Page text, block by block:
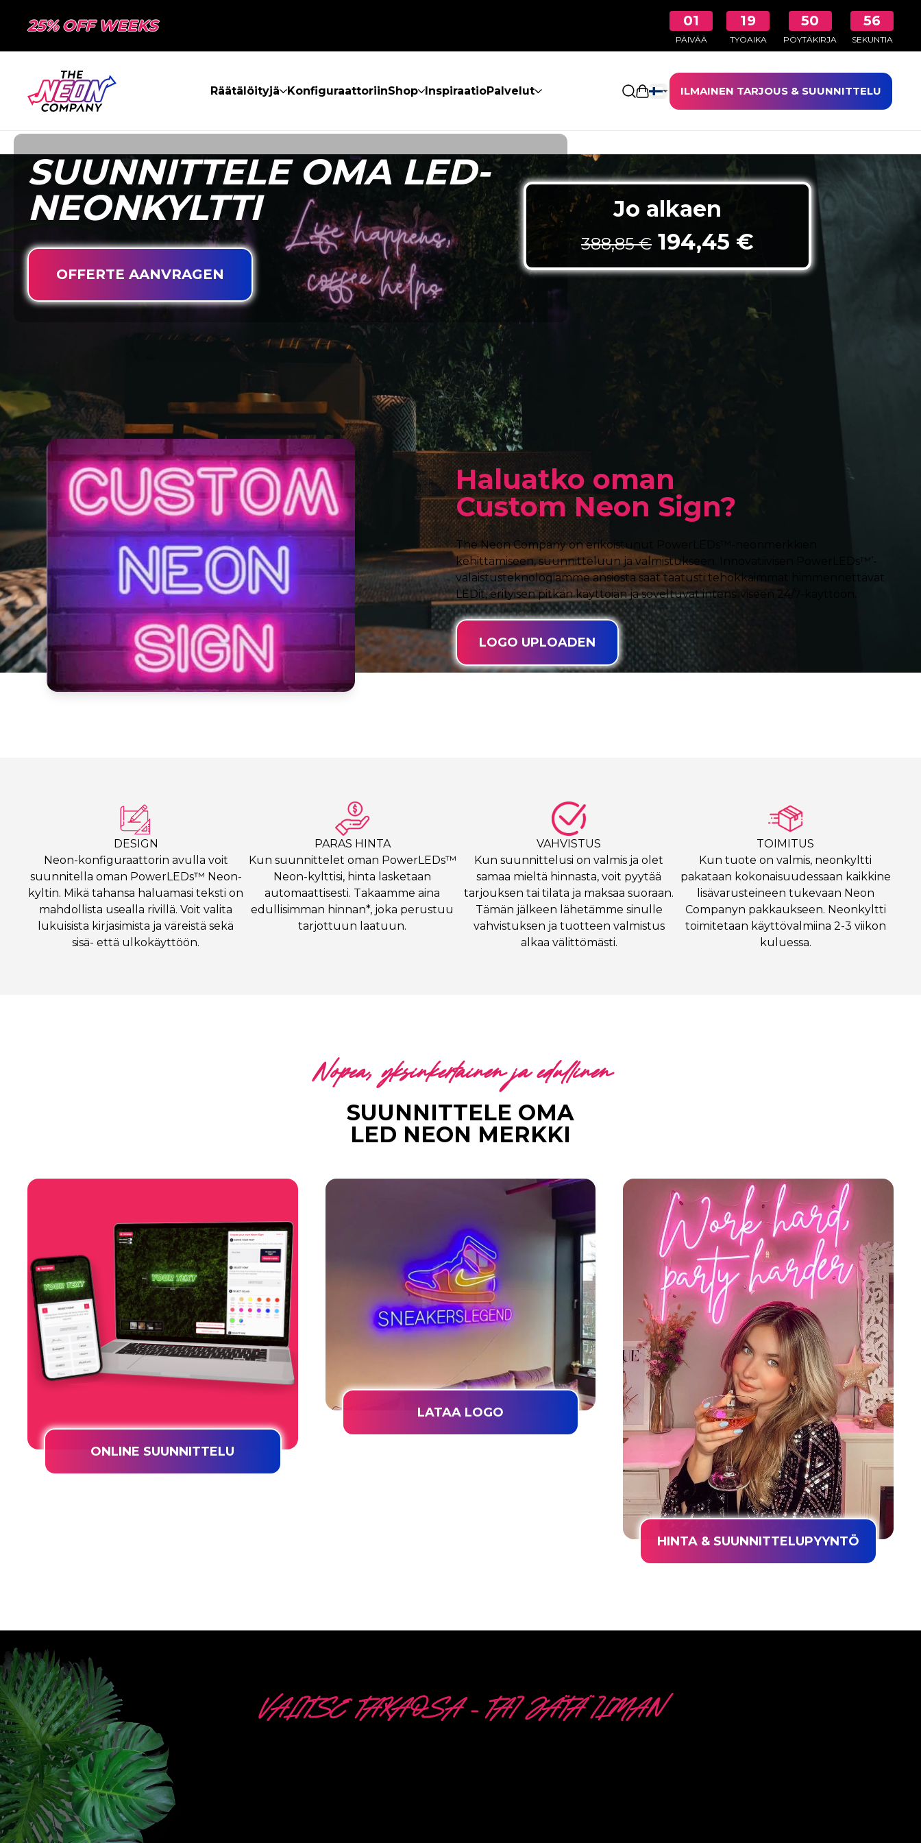
25% OFF WEEKS 01
PÄIVÄÄ
19
TYÖAIKA
50
PÖYTÄKIRJA
54
SEKUNTIA
Räätälöityjä KonfiguraattoriinShop InspiraatioPalvelut Avaa ostoskoriILMAINEN TARJOUS & SUUNNITTELU
SUUNNITTELE OMA LED-
NEONKYLTTI
OFFERTE AANVRAGEN
Jo alkaen
388,85€ Alkuperäinen hinta oli:
194,45 € Nykyinen
Haluatko oman
Custom Neon Sign?
The Neon Company on erikoistunut PowerLEDs™-neonmerkkien
kehittämiseen, suunnitteluun ja valmistukseen. Innovatiivisen PowerLEDs™’-
valaistusteknologiamme ansiosta saat taatusti tehokkaimmat himmennettävät
LEDit, erityisen pitkän käyttöiän ja soveltuvat intensiiviseen 24/7-käyttöön.
LOGO UPLOADEN
DESIGN
Neon-konfiguraattorin avulla voit
suunnitella oman PowerLEDs™ Neon-
kyltin. Mikä tahansa haluamasi teksti on
mahdollista usealla rivillä. Voit valita
lukuisista kirjasimista ja väreistä sekä
sisä- että ulkokäyttöön.
PARAS HINTA
Kun suunnittelet oman PowerLEDs™
Neon-kylttisi, hinta lasketaan
automaattisesti. Takaamme aina
edullisimman hinnan*, joka perustuu
tarjottuun laatuun.
VAHVISTUS
Kun suunnittelusi on valmis ja olet
samaa mieltä hinnasta, voit pyytää
tarjouksen tai tilata ja maksaa suoraan.
Tämän jälkeen lähetämme sinulle
vahvistuksen ja tuotteen valmistus
alkaa välittömästi.
TOIMITUS
Kun tuote on valmis, neonkyltti
pakataan kokonaisuudessaan kaikkine
lisävarusteineen tukevaan Neon
Companyn pakkaukseen. Neonkyltti
toimitetaan käyttövalmiina 2-3 viikon
kuluessa.
Nopea, yksinkertainen ja edullinen
SUUNNITTELE OMA
LED NEON MERKKI
ONLINE SUUNNITTELU
LATAA LOGO
HINTA & SUUNNITTELUPYYNTÖ
VALITSE TAKAOSA – TAI JÄTÄ ILMAN